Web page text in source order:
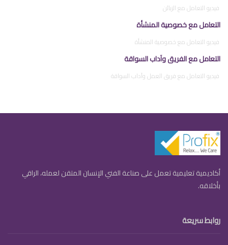
فيديو التعامل مع الزبائن
التعامل مع خصوصية المنشأة
فيديو التعامل مع خصوصية المنشأة
التعامل مع الفريق وآداب السواقة
فيديو التعامل مع فريق العمل وآداب السواقة
أكاديمية تعليمية تعمل على صناعة الفني الإنسان المتقن لعمله، الراقي
بأخلاقه.
روابط سريعة